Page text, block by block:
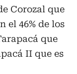
Corozal que
el 46% de los
que
II que es